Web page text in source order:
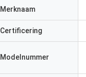
Merknaam
Certificering
Modelnummer